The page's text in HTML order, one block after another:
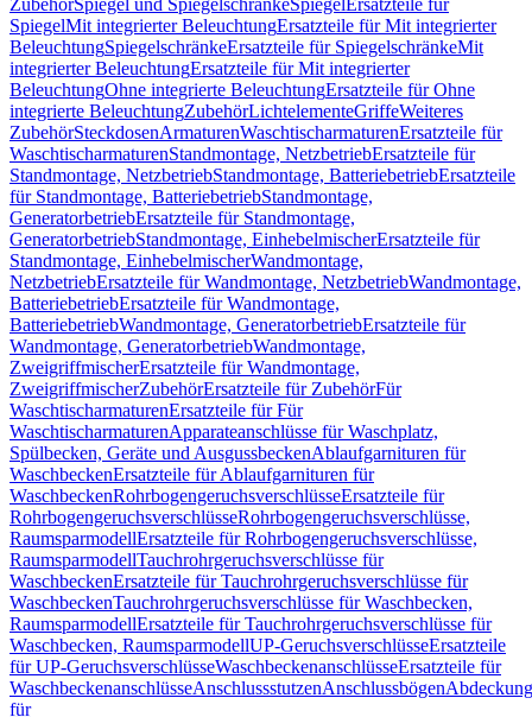
ZubehörSpiegel und SpiegelschränkeSpiegel Ersatzteile für
SpiegelMit integrierter BeleuchtungErsatzteile für Mit integrierter
BeleuchtungSpiegelschränkeErsatzteile für SpiegelschränkeMit
integrierter BeleuchtungErsatzteile für Mit integrierter
BeleuchtungOhne integrierte BeleuchtungErsatzteile für Ohne
integrierte BeleuchtungZubehörLichtelementeGriffeWeiteres
ZubehörSteckdosenArmaturenWaschtischarmaturenErsatzteile für
WaschtischarmaturenStandmontage, NetzbetriebErsatzteile für
Standmontage, NetzbetriebStandmontage, BatteriebetriebErsatzteile
für Standmontage, BatteriebetriebStandmontage,
GeneratorbetriebErsatzteile für Standmontage,
GeneratorbetriebStandmontage, EinhebelmischerErsatzteile für
Standmontage, EinhebelmischerWandmontage,
NetzbetriebErsatzteile für Wandmontage, NetzbetriebWandmontage,
BatteriebetriebErsatzteile für Wandmontage,
BatteriebetriebWandmontage, GeneratorbetriebErsatzteile für
Wandmontage, GeneratorbetriebWandmontage,
ZweigriffmischerErsatzteile für Wandmontage,
ZweigriffmischerZubehörErsatzteile für ZubehörFür
WaschtischarmaturenErsatzteile für Für
WaschtischarmaturenApparateanschlüsse für Waschplatz,
Spülbecken, Geräte und AusgussbeckenAblaufgarnituren für
WaschbeckenErsatzteile für Ablaufgarnituren für
WaschbeckenRohrbogengeruchsverschlüsseErsatzteile für
RohrbogengeruchsverschlüsseRohrbogengeruchsverschlüsse,
RaumsparmodellErsatzteile für Rohrbogengeruchsverschlüsse,
RaumsparmodellTauchrohrgeruchsverschlüsse für
WaschbeckenErsatzteile für Tauchrohrgeruchsverschlüsse für
WaschbeckenTauchrohrgeruchsverschlüsse für Waschbecken,
RaumsparmodellErsatzteile für Tauchrohrgeruchsverschlüsse für
Waschbecken, RaumsparmodellUP-GeruchsverschlüsseErsatzteile
für UP-GeruchsverschlüsseWaschbeckenanschlüsseErsatzteile für
WaschbeckenanschlüsseAnschlussstutzenAnschlussbögen
für